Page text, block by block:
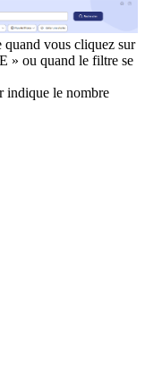
quand vous cliquez sur
» ou quand le filtre se
indique le nombre